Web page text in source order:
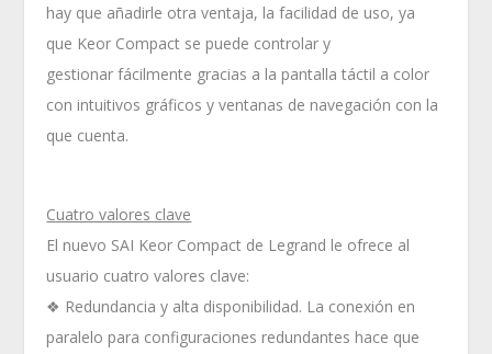
hay que añadirle otra ventaja, la facilidad de uso, ya
que Keor Compact se puede controlar y
gestionar fácilmente gracias a la pantalla táctil a color
con intuitivos gráficos y ventanas de navegación con la
que cuenta.
Cuatro valores clave
El nuevo SAI Keor Compact de Legrand le ofrece al
usuario cuatro valores clave:
❖ Redundancia y alta disponibilidad. La conexión en
paralelo para configuraciones redundantes hace que